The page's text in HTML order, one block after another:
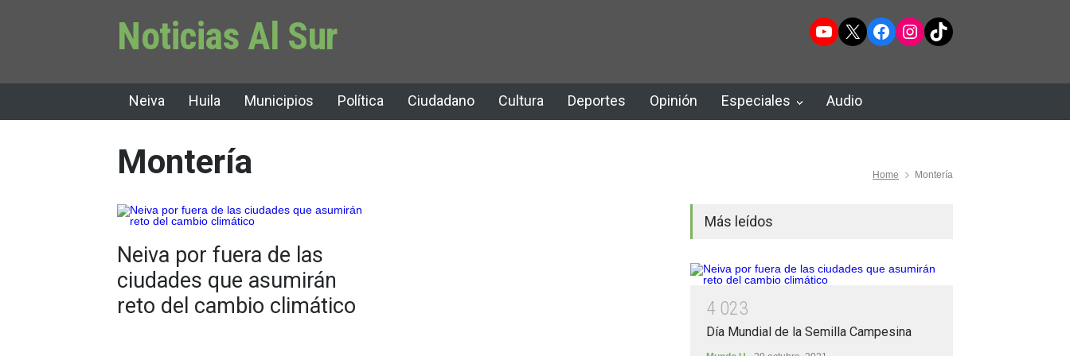
Noticias Al Sur YouTube
X Facebook
Instagram
TikTok
Neiva Huila Municipios Política Ciudadano Cultura Deportes Opinión Especiales Audio
Montería Home Montería
Neiva por fuera de las
ciudades que asumirán
reto del cambio climático
Más leídos
4 023
Día Mundial de la Semilla Campesina